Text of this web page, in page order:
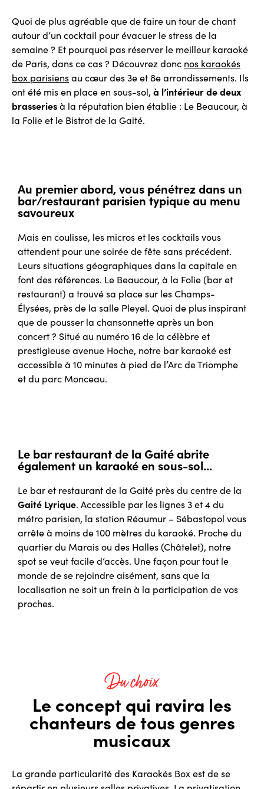
Quoi de plus agréable que de faire un tour de chant
autour d’un cocktail pour évacuer le stress de la
semaine ? Et pourquoi pas réserver le meilleur karaoké
de Paris, dans ce cas ? Découvrez donc nos karaokés
box parisiensau cœur des 3e et 8e arrondissements. Ils
ont été mis en place en sous-sol, à l’intérieur de deux
brasseriesà la réputation bien établie : Le Beaucour, à
la Folie et le Bistrot de la Gaité.
Au premier abord, vous pénétrez dans un
bar/restaurant parisien typique au menu
savoureux
Mais en coulisse, les micros et les cocktails vous
attendent pour une soirée de fête sans précédent.
Leurs situations géographiques dans la capitale en
font des références. Le Beaucour, à la Folie (bar et
restaurant) a trouvé sa place sur les Champs-
Élysées, près de la salle Pleyel. Quoi de plus inspirant
que de pousser la chansonnette après un bon
concert ? Situé au numéro 16 de la célèbre et
prestigieuse avenue Hoche, notre bar karaoké est
accessible à 10 minutes à pied de l’Arc de Triomphe
et du parc Monceau.
Le bar restaurant de la Gaité abrite
également un karaoké en sous-sol...
Le bar et restaurant de la Gaité près du centre de la
Gaité Lyrique. Accessible par les lignes 3 et 4 du
métro parisien, la station Réaumur – Sébastopol vous
arrête à moins de 100 mètres du karaoké. Proche du
quartier du Marais ou des Halles (Châtelet), notre
spot se veut facile d’accès. Une façon pour tout le
monde de se rejoindre aisément, sans que la
localisation ne soit un frein à la participation de vos
proches.
Du choix
Le concept qui ravira les
chanteurs de tous genres
musicaux
La grande particularité des Karaokés Box est de se